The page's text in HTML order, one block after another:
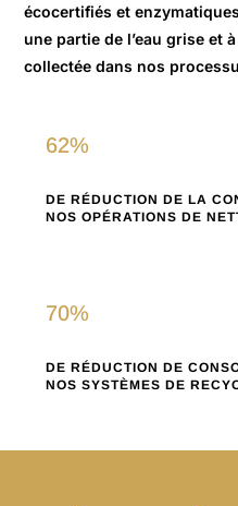
écocertifiés et
une partie de l’eau grise et
collectée dans nos
62%
DE RÉDUCTION DE LA
NOS OPÉRATIONS DE
70%
DE RÉDUCTION DE
NOS SYSTÈMES DE